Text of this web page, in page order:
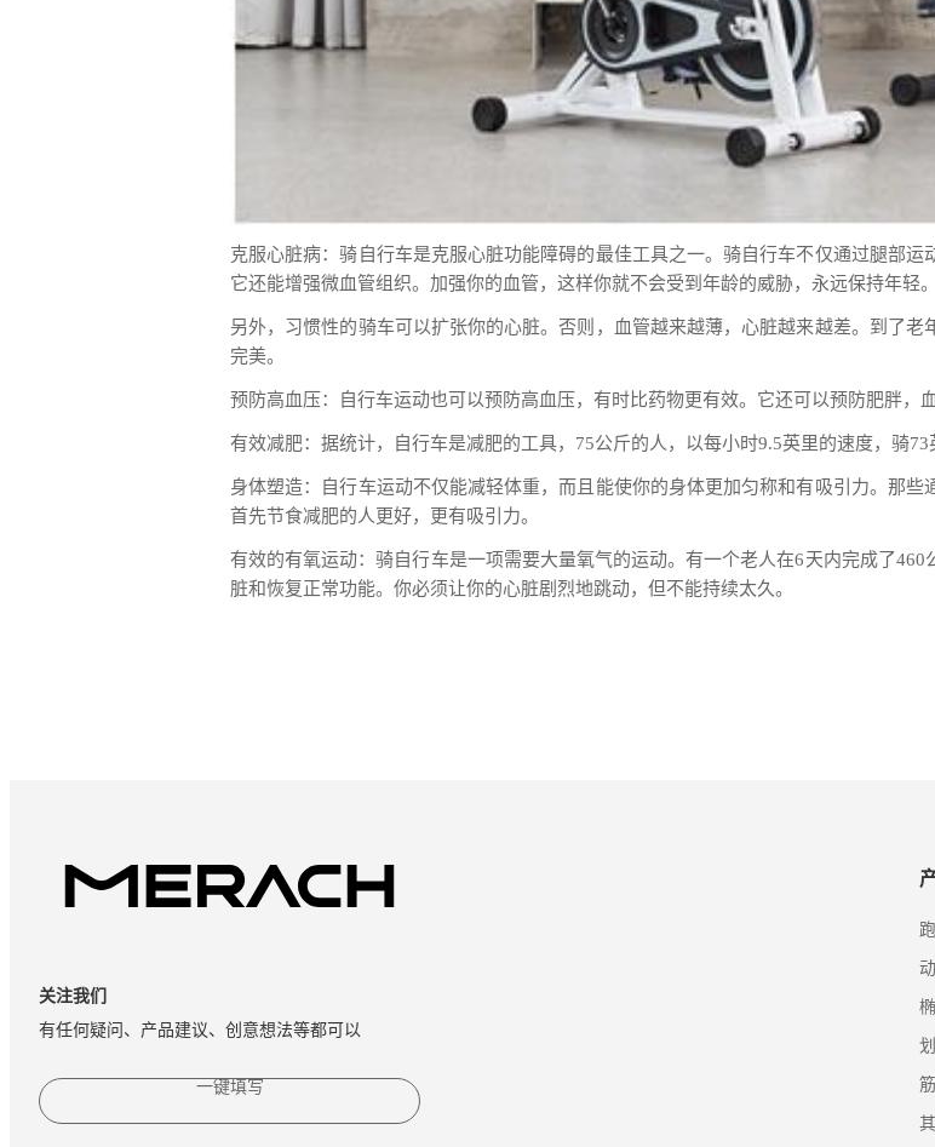
克服心脏病：骑自行车是克服心脏功能障碍的最佳工具之一。骑自行车不仅通过腿部运
它还能增强微血管组织。加强你的血管，这样你就不会受到年龄的威胁，永远保持年轻。
另外，习惯性的骑车可以扩张你的心脏。否则，血管越来越薄，心脏越来越差。到了
完美。
预防高血压：自行车运动也可以预防高血压，有时比药物更有效。它还可以预防肥胖，
有效减肥：据统计，自行车是减肥的工具，75公斤的人，以每小时9.5英里的速度，骑
身体塑造：自行车运动不仅能减轻体重，而且能使你的身体更加匀称和有吸引力。那
首先节食减肥的人更好，更有吸引力。
有效的有氧运动：骑自行车是一项需要大量氧气的运动。有一个老人在6天内完成了
脏和恢复正常功能。你必须让你的心脏剧烈地跳动，但不能持续太久。
关注我们
有任何疑问、产品建议、创意想法等都可以
一键填写